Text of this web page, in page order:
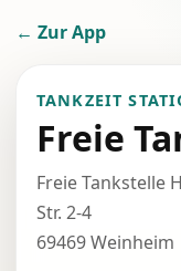
← Zur App
TANKZEIT
Freie
Freie Tankstelle
Str. 2-4
69469 Weinheim